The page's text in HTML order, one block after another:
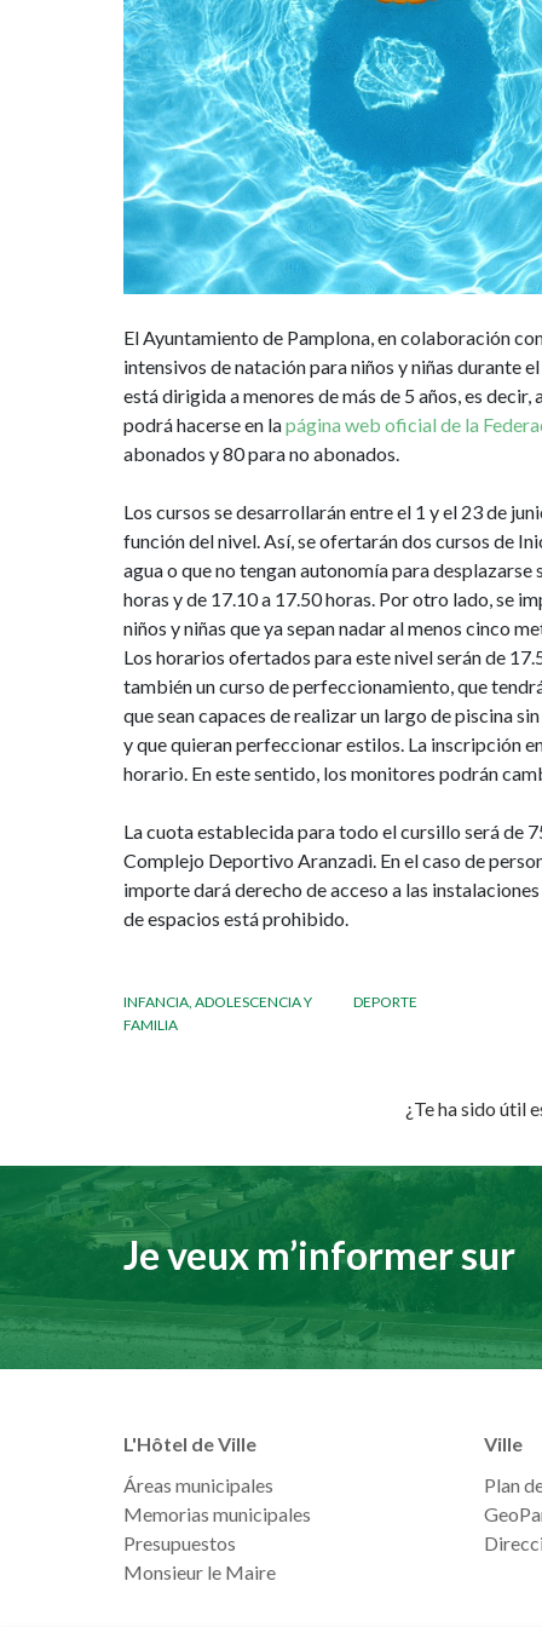
junio
en
Complejo
Deportivo
Aranzadi
El Ayuntamiento de Pamplona, en colaboración
intensivos de natación para niños y niñas durante
está dirigida a menores de más de 5 años, es
podrá hacerse en lapágina web oficial de la
abonados y 80 para no abonados.
Los cursos se desarrollarán entre el 1 y el 23 de
función del nivel. Así, se ofertarán dos cursos de
agua o que no tengan autonomía para desplazarse
horas y de 17.10 a 17.50 horas. Por otro lado, se
niños y niñas que ya sepan nadar al menos cinco
Los horarios ofertados para este nivel serán de
también un curso de perfeccionamiento, que
que sean capaces de realizar un largo de piscina
y que quieran perfeccionar estilos. La inscripción
horario. En este sentido, los monitores podrán
La cuota establecida para todo el cursillo será de
Complejo Deportivo Aranzadi. En el caso de
importe dará derecho de acceso a las
de espacios está prohibido.
INFANCIA, ADOLESCENCIA Y
FAMILIA
DEPORTE
¿Te ha sido útil
Je veux m’informer sur
L'Hôtel de Ville
Áreas municipales
Memorias municipales
Presupuestos
Monsieur le Maire
Ville
Plan